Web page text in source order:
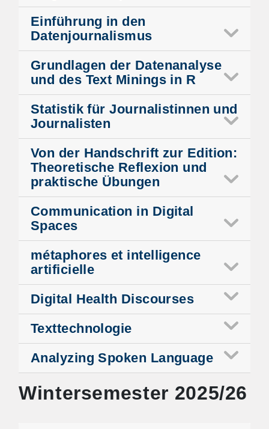
Einführung in den
Datenjournalismus
Grundlagen der Datenanalyse
und des Text Minings in R
Statistik für Journalistinnen und
Journalisten
Von der Handschrift zur Edition:
Theoretische Reflexion und
praktische Übungen
Communication in Digital
Spaces
métaphores et intelligence
artificielle
Digital Health Discourses
Texttechnologie
Analyzing Spoken Language
Wintersemester 2025/26